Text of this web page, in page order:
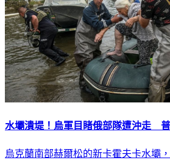
水壩潰堤！烏軍目睹俄部隊遭沖走
烏克蘭南部赫爾松的新卡霍夫卡水壩